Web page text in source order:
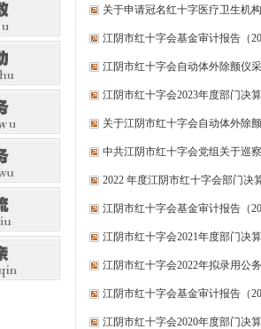
关于申请冠名红十字医疗卫生机
江阴市红十字会基金审计报告（
江阴市红十字会自动体外除颤仪
江阴市红十字会2023年度部门决
关于江阴市红十字会自动体外除
中共江阴市红十字会党组关于巡
2022 年度江阴市红十字会部门决
江阴市红十字会基金审计报告（
江阴市红十字会2021年度部门决
江阴市红十字会2022年拟录用公
江阴市红十字会基金审计报告（
江阴市红十字会2020年度部门决